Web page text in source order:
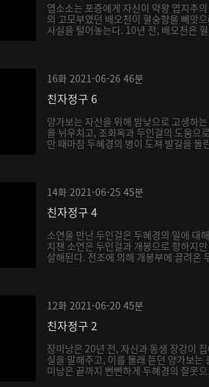
엽소소는 포증에게 자신이 약왕 엽지추
의 고모부였던 배오천이 혈숭향을 빼앗
사실을 털어놓는다. 10년 전, 배오천은
16화 2021-06-26 46분
친자정구 6
양가보는 자신을 위해 밤낮으로 고생하
을 뉘우치고, 조회옥과 두인걸의 도움으
만 때마침 두혜경의 병이 도져 발길을 돌
14화 2021-06-25 45분
친자정구 4
소연을 만난 두인걸은 두혜경의 일에 대
치챈 소연은 두인걸과 개봉으로 향하지
살해된다. 전조에 의해 개봉부에 끌려온
12화 2021-06-20 45분
친자정구 2
장미낭은 20년 전, 자신과 동생 장강이
실을 말해주고, 이를 몰래 듣던 양가보는
미낭은 끝까지 뻔뻔하게 두혜경의 잘못